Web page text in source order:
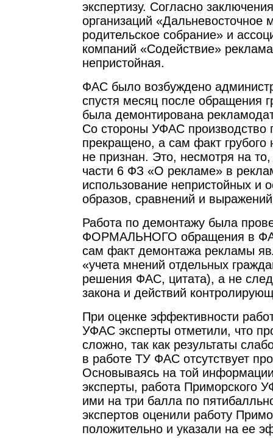
экспертизу. Согласно
организаций «Дальневосточное
родительское собрание» и
компаний «Содействие»
непристойная.
ФАС было возбуждено
спустя месяц после обращения
была демонтирована
Со стороны УФАС производство
прекращено, а сам факт грубого
не признан. Это, несмотря на то,
части 6 ФЗ «О рекламе» в
использование непристойных и
образов, сравнений и
Работа по демонтажу была
ФОРМАЛЬНОГО обращения в
сам факт демонтажа рекламы
«учета мнений отдельных
решения ФАС, цитата), а не
закона и действий
При оценке эффективности
УФАС эксперты отметили, что
сложно, так как результаты
в работе ТУ ФАС отсутствует
Основываясь на той
эксперты, работа Приморского
ими на три балла по
экспертов оценили работу
положительно и указали на ее